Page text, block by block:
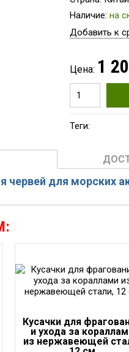
Наличие: на
Добавить к
Цена: 1
Теги:
червей для морских
Кусачки для
и ухода за
из нержавеющей